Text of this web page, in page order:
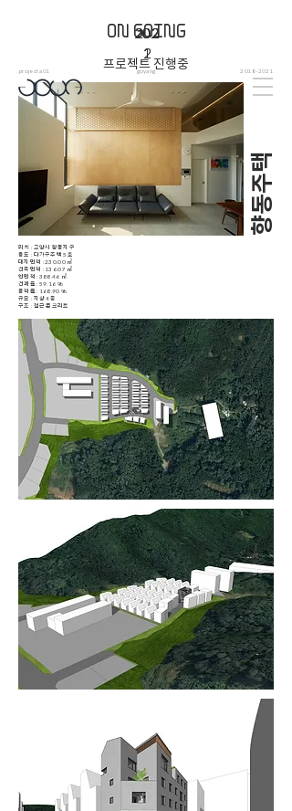
202
2
202
2
ON GOING
프로젝트 진행중
202
1
202
1
project a01 goyang 2018-2021
​향동주택
위치 : 고양시 향동지구
용도 : 다가구주택 5호
대지면적 : 230.00 ㎡
건축면적 : 136.07 ㎡
연면적 : 388.46 ㎡
건폐율 : 59.16 %
용적률 : 168.90 %
규모 : 지상 4층
구조 : 철근 콘크리트